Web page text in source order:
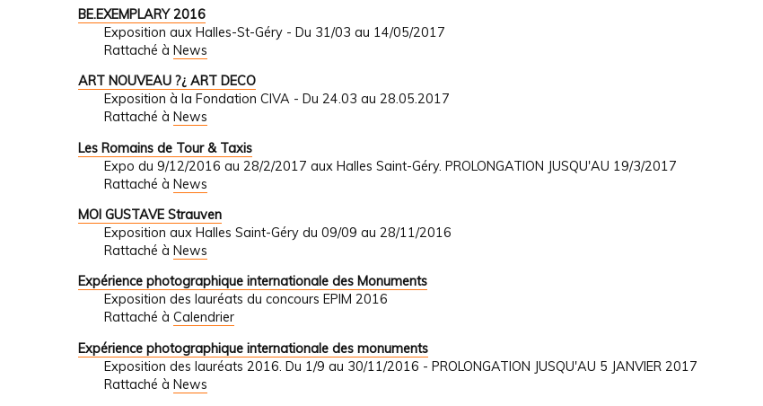
BE.EXEMPLARY 2016
Exposition aux Halles-St-Géry - Du 31/03 au 14/05/2017
Rattaché à News
ART NOUVEAU ?¿ ART DECO
Exposition à la Fondation CIVA - Du 24.03 au 28.05.2017
Rattaché à News
Les Romains de Tour & Taxis
Expo du 9/12/2016 au 28/2/2017 aux Halles Saint-Géry. PROLONGATION JUSQU'AU 19/3/2017
Rattaché à News
MOI GUSTAVE Strauven
Exposition aux Halles Saint-Géry du 09/09 au 28/11/2016
Rattaché à News
Expérience photographique internationale des Monuments
Exposition des lauréats du concours EPIM 2016
Rattaché à Calendrier
Expérience photographique internationale des monuments
Exposition des lauréats 2016. Du 1/9 au 30/11/2016 - PROLONGATION JUSQU'AU 5 JANVIER 2017
Rattaché à News